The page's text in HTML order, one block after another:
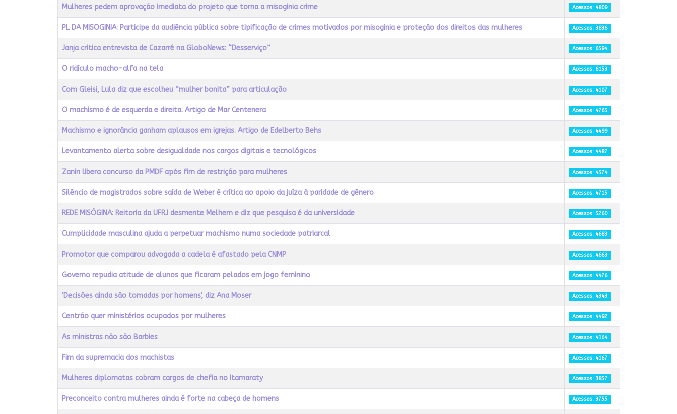
Título Acessos
Mulheres pedem aprovação imediata do projeto que torna a misoginia crime Acessos: 4809
PL DA MISOGINIA: Participe da audiência pública sobre tipificação de crimes motivados por misoginia e proteção dos direitos das mulheres Acessos: 3836
Janja critica entrevista de Cazarré na GloboNews: “Desserviço” Acessos: 6594
O ridículo macho-alfa na tela Acessos: 6153
Com Gleisi, Lula diz que escolheu “mulher bonita” para articulação Acessos: 4107
O machismo é de esquerda e direita. Artigo de Mar Centenera Acessos: 4765
Machismo e ignorância ganham aplausos em igrejas. Artigo de Edelberto Behs Acessos: 4499
Levantamento alerta sobre desigualdade nos cargos digitais e tecnológicos Acessos: 4487
Zanin libera concurso da PMDF após fim de restrição para mulheres Acessos: 4574
Silêncio de magistrados sobre saída de Weber é crítica ao apoio da juíza à paridade de gênero Acessos: 4715
REDE MISÓGINA: Reitoria da UFRJ desmente Melhem e diz que pesquisa é da universidade Acessos: 5260
Cumplicidade masculina ajuda a perpetuar machismo numa sociedade patriarcal Acessos: 4683
Promotor que comparou advogada a cadela é afastado pela CNMP Acessos: 4663
Governo repudia atitude de alunos que ficaram pelados em jogo feminino Acessos: 4476
'Decisões ainda são tomadas por homens', diz Ana Moser Acessos: 4343
Centrão quer ministérios ocupados por mulheres Acessos: 4492
As ministras não são Barbies Acessos: 4164
Fim da supremacia dos machistas Acessos: 4167
Mulheres diplomatas cobram cargos de chefia no Itamaraty Acessos: 3857
Preconceito contra mulheres ainda é forte na cabeça de homens Acessos: 3755